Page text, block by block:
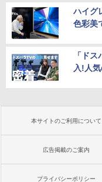
ハイグ
色彩美
「ド
入!人
本サイトのご利用について
広告掲載のご案内
プライバシーポリシー